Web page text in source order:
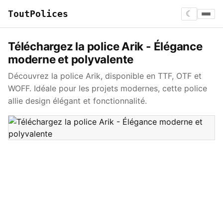
ToutPolices ☾
Téléchargez la police Arik - Élégance
moderne et polyvalente
Découvrez la police Arik, disponible en TTF, OTF et
WOFF. Idéale pour les projets modernes, cette police
allie design élégant et fonctionnalité.